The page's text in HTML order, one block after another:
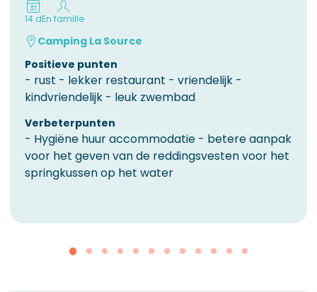
14 dEn famille
Camping La Source
Positieve punten
​- rust - lekker restaurant - vriendelijk -
kindvriendelijk - leuk zwembad
Verbeterpunten
​- Hygiëne huur accommodatie - betere aanpak
voor het geven van de reddingsvesten voor het
springkussen op het water